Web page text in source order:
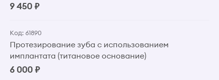
9 450 ₽
Код: 61890
Протезирование зуба с использованием
имплантата (титановое основание)
6 000 ₽